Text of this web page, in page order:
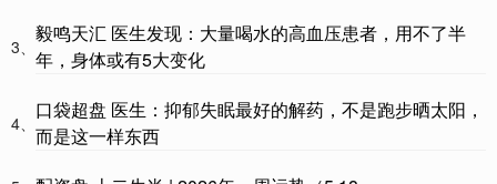
3、
毅鸣天汇 医生发现：大量喝水的高血压患者，用不了半
年，身体或有5大变化
4、
口袋超盘 医生：抑郁失眠最好的解药，不是跑步晒太阳，
而是这一样东西